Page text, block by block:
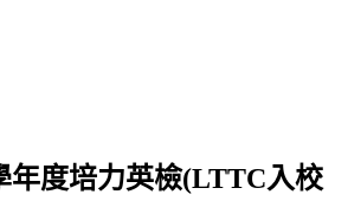
年度培力英檢(LTTC入校